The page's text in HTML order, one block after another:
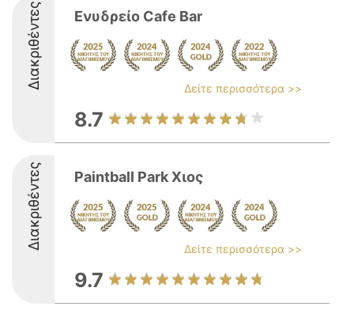
Διακριθέντες Ενυδρείο Cafe Bar
Δείτε περισσότερα >>
8.7
Διακριθέντες Paintball Park Χιος
Δείτε περισσότερα >>
9.7